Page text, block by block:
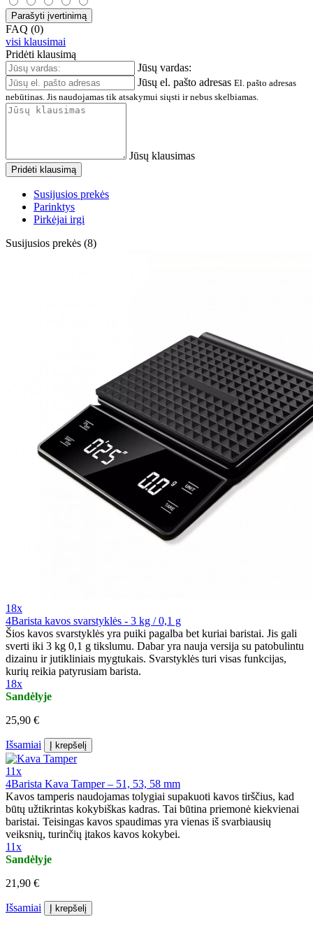
Parašyti įvertinimą
FAQ (0)
visi klausimai
Pridėti klausimą
Jūsų vardas:
Jūsų el. pašto adresas El. pašto adresas
nebūtinas. Jis naudojamas tik atsakymui siųsti ir nebus skelbiamas.
Jūsų klausimas
Pridėti klausimą
Susijusios prekės
Parinktys
Pirkėjai irgi
Susijusios prekės (8)
18x
4Barista kavos svarstyklės - 3 kg / 0,1 g
Šios kavos svarstyklės yra puiki pagalba bet kuriai baristai. Jis gali
sverti iki 3 kg 0,1 g tikslumu. Dabar yra nauja versija su patobulintu
dizainu ir jutikliniais mygtukais. Svarstyklės turi visas funkcijas,
kurių reikia patyrusiam barista.
18x
Sandėlyje
25,90 €
Išsamiai Į krepšelį
11x
4Barista Kava Tamper – 51, 53, 58 mm
Kavos tamperis naudojamas tolygiai supakuoti kavos tirščius, kad
būtų užtikrintas kokybiškas kadras. Tai būtina priemonė kiekvienai
baristai. Teisingas kavos spaudimas yra vienas iš svarbiausių
veiksnių, turinčių įtakos kavos kokybei.
11x
Sandėlyje
21,90 €
Išsamiai Į krepšelį